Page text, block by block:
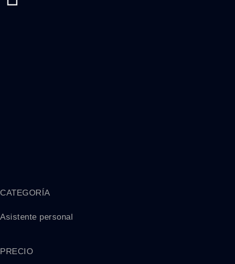
CATEGORÍA
Asistente personal
PRECIO